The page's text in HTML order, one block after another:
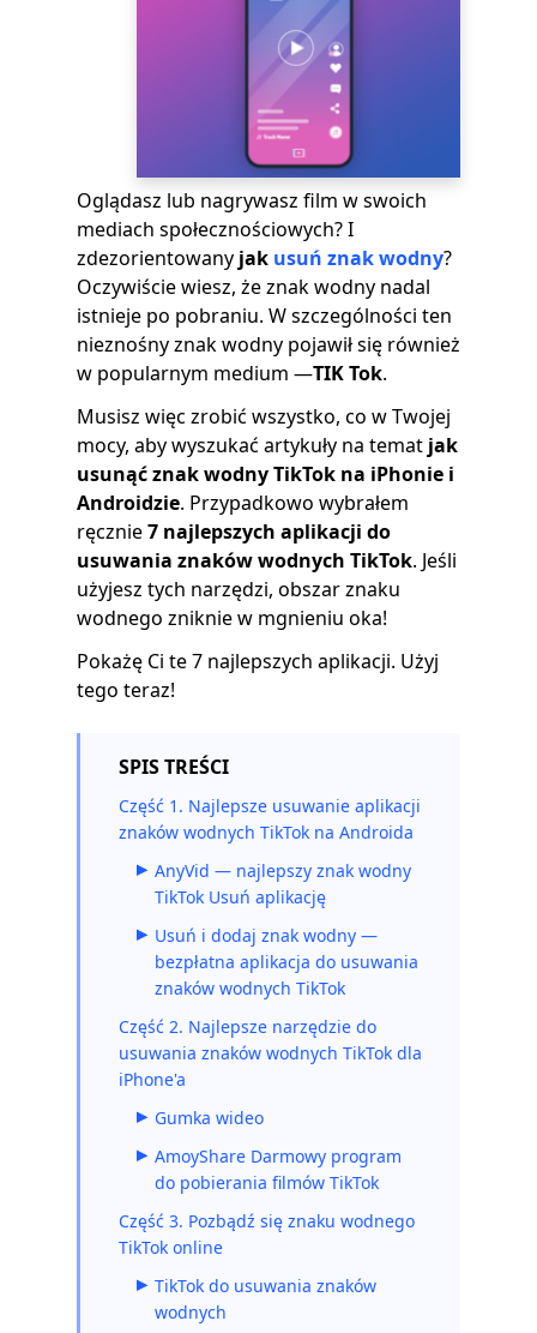
Oglądasz lub nagrywasz film w swoich
mediach społecznościowych? I
zdezorientowany jak usuń znak wodny?
Oczywiście wiesz, że znak wodny nadal
istnieje po pobraniu. W szczególności ten
nieznośny znak wodny pojawił się również
w popularnym medium —TIK Tok.
Musisz więc zrobić wszystko, co w Twojej
mocy, aby wyszukać artykuły na temat jak
usunąć znak wodny TikTok na iPhonie i
Androidzie. Przypadkowo wybrałem
ręcznie7 najlepszych aplikacji do
usuwania znaków wodnych TikTok. Jeśli
użyjesz tych narzędzi, obszar znaku
wodnego zniknie w mgnieniu oka!
Pokażę Ci te 7 najlepszych aplikacji. Użyj
tego teraz!
SPIS TREŚCI
Część 1. Najlepsze usuwanie aplikacji
znaków wodnych TikTok na Androida
AnyVid — najlepszy znak wodny
TikTok Usuń aplikację
Usuń i dodaj znak wodny —
bezpłatna aplikacja do usuwania
znaków wodnych TikTok
Część 2. Najlepsze narzędzie do
usuwania znaków wodnych TikTok dla
iPhone'a
Gumka wideo
AmoyShare Darmowy program
do pobierania filmów TikTok
Część 3. Pozbądź się znaku wodnego
TikTok online
TikTok do usuwania znaków
wodnych